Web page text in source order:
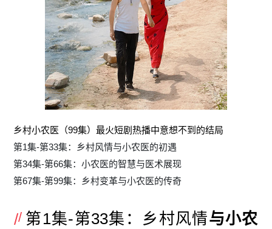
乡村小农医（99集）最火短剧热播中意想不到的结局
第1集-第33集：乡村风情与小农医的初遇
第34集-第66集：小农医的智慧与医术展现
第67集-第99集：乡村变革与小农医的传奇
第1集-第33集：乡村风情与小农